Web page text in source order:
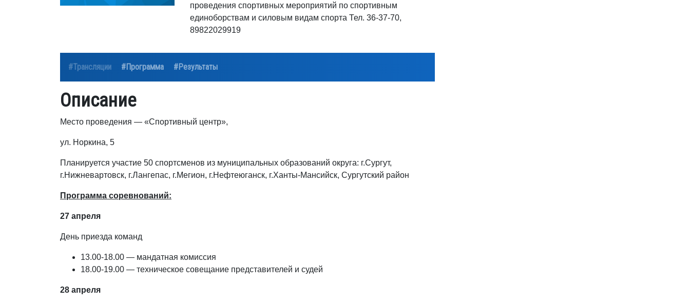
проведения спортивных мероприятий по спортивным
единоборствам и силовым видам спорта Тел. 36-37-70,
89822029919
#Трансляции #Программа #Результаты
Описание
Место проведения — «Спортивный центр»,
ул. Норкина, 5
Планируется участие 50 спортсменов из муниципальных образований округа: г.Сургут,
г.Нижневартовск, г.Лангепас, г.Мегион, г.Нефтеюганск, г.Ханты-Мансийск, Сургутский район
Программа соревнований:
27 апреля
День приезда команд
13.00-18.00 — мандатная комиссия
18.00-19.00 — техническое совещание представителей и судей
28 апреля